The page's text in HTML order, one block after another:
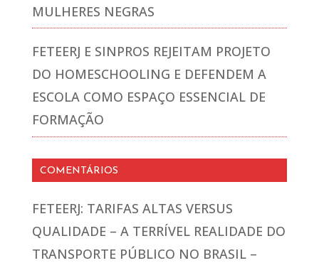
MULHERES NEGRAS
FETEERJ E SINPROS REJEITAM PROJETO
DO HOMESCHOOLING E DEFENDEM A
ESCOLA COMO ESPAÇO ESSENCIAL DE
FORMAÇÃO
COMENTÁRIOS
FETEERJ: TARIFAS ALTAS VERSUS
QUALIDADE – A TERRÍVEL REALIDADE DO
TRANSPORTE PÚBLICO NO BRASIL –